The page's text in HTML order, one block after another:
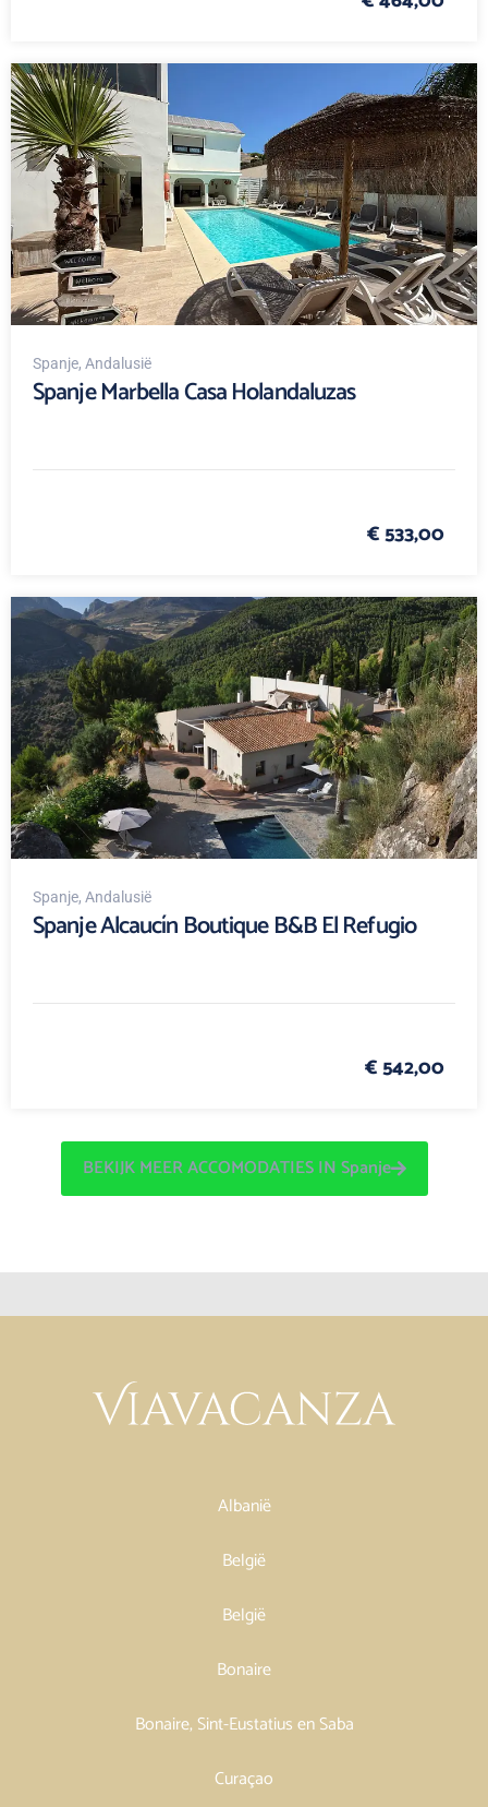
Spanje, Andalusië
Spanje Marbella Casa Holandaluzas
€ 533,00
Spanje, Andalusië
Spanje Alcaucín Boutique B&B El Refugio
€ 542,00
BEKIJK MEER ACCOMODATIES IN Spanje
Albanië
België
België
Bonaire
Bonaire, Sint-Eustatius en Saba
Curaçao